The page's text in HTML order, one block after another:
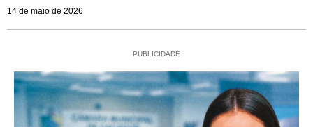
14 de maio de 2026
PUBLICIDADE